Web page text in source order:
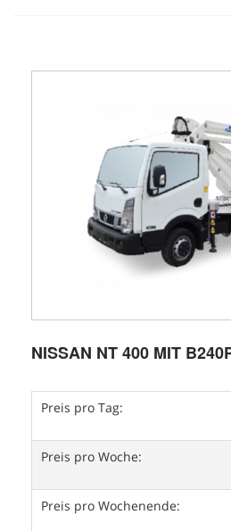
NISSAN NT 400 MIT
Preis pro Tag:
Preis pro Woche:
Preis pro Wochenende: